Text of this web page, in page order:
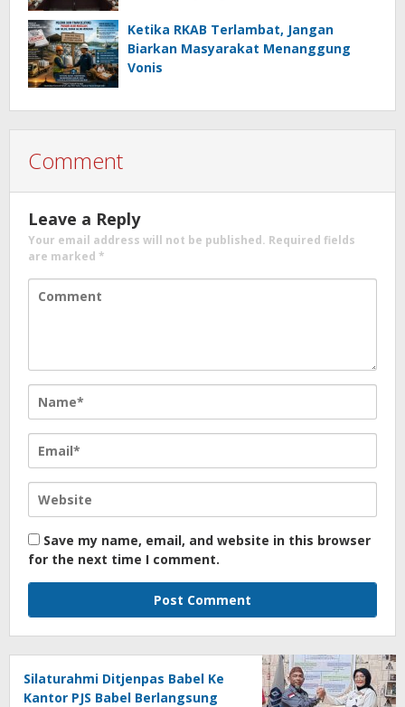
Ketika RKAB Terlambat, Jangan
Biarkan Masyarakat Menanggung
Vonis
Comment
Leave a Reply
Your email address will not be published. Required fields
are marked *
Save my name, email, and website in this browser
for the next time I comment.
Silaturahmi Ditjenpas Babel Ke
Kantor PJS Babel Berlangsung